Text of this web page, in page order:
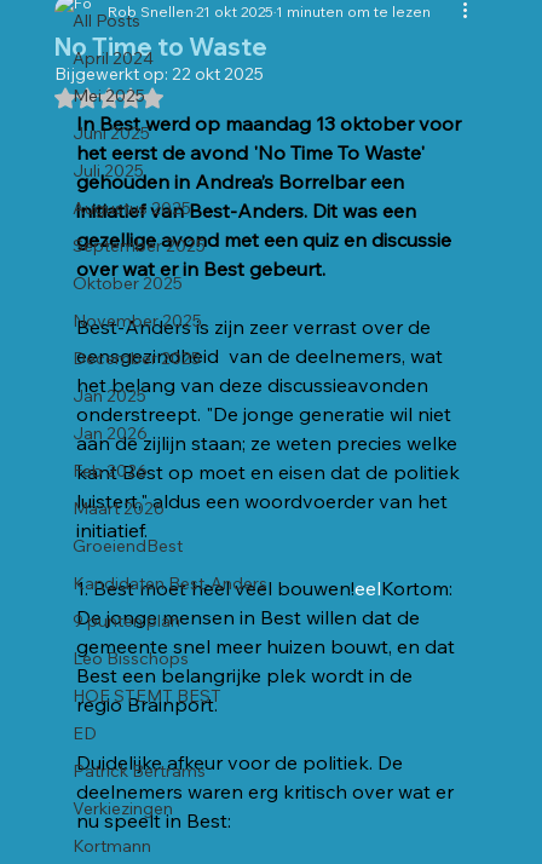
All Posts
April 2024
Mei 2025
Juni 2025
Juli 2025
Augustus 2025
September 2025
Oktober 2025
November 2025
December 2025
Jan 2025
Jan 2026
Feb 2026
Maart 2026
GroeiendBest
Kandidaten Best-Anders
9 punten plan
Leo Bisschops
HOE STEMT BEST
ED
Patrick Bertrams
Verkiezingen
Kortmann
No Time to Waste
Rob Snellen21 okt 20251 minuten om te lezen
Bijgewerkt op: 22 okt 2025
Beoordeeld met NaN uit 5 sterren.
In Best werd op maandag 13 oktober voor
het eerst de avond 'No Time To Waste'
gehouden in Andrea’s Borrelbar een
initiatief van Best-Anders. Dit was een
gezellige avond met een quiz en discussie
over wat er in Best gebeurt.
Best-Anders is zijn zeer verrast over de
eensgezindheid  van de deelnemers, wat
het belang van deze discussieavonden
onderstreept. "De jonge generatie wil niet
aan de zijlijn staan; ze weten precies welke
kant Best op moet en eisen dat de politiek
luistert," aldus een woordvoerder van het
initiatief.
1. Best moet heel veel bouwen!eelKortom:
De jonge mensen in Best willen dat de
gemeente snel meer huizen bouwt, en dat
Best een belangrijke plek wordt in de
regio Brainport.
Duidelijke afkeur voor de politiek. De
deelnemers waren erg kritisch over wat er
nu speelt in Best: